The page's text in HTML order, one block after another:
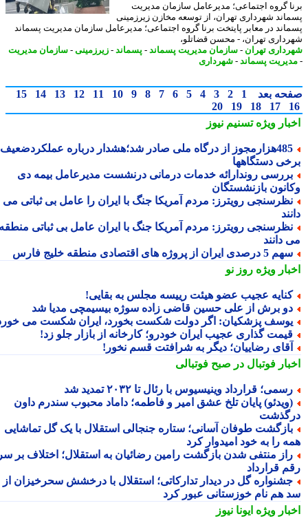
گروه اجتماعی؛ مدیرعامل سازمان مدیریت
شهرداری تهران، از توسعه مخازن زیرزمینی
در معابر پایتخت برنا گروه اجتماعی؛ مدیرعامل سازمان مدیریت پسماند
تهران، - محسن قضاتلو،
تهران- سازمان مدیریت پسماند-پسماند-زیرزمینی-سازمان مدیریت
پسماند-شهرداری
بعد 1
2
3
4
5
6
7
8
9
10
11
12
13
14
15
17
18
19
20
ویژهتسنیم نیوز
485هزارمجوز از درگاه ملی صادر شد؛هشدار درباره عملکردضعیف
دستگاهها
روندارائه خدمات درمانی درنشست مدیرعامل بیمه دی
بازنشستگان
رویترز: مردم آمریکا جنگ با ایران را عامل بی ثباتی می
رویترز: مردم آمریکا جنگ با ایران عامل بی ثباتی منطقه
دانند
ایران از پروژه های اقتصادی منطقه خلیج فارس
ویژهروز نو
عجیب عضو هیئت رییسه مجلس به بقایی!
برش از علی حسین قاضی زاده سوژه بیسیمچی مدیا شد
پزشکیان: اگر دولت شکست بخورد، ایران شکست می خورد
گذاری عجیب ایران خودرو؛ کارخانه از بازار جلو زد!
رضاییان؛ دیگر به شرافتت قسم نخور!
فوتبال در صبح فوتبالی
قرارداد وینیسیوس با رئال تا ۲۰۳۲ تمدید شد
پایان تلخ عشق امیر و فاطمه؛ داماد محبوب سندرم داون
طوفان آسانی؛ ستاره جنجالی استقلال با یک گل تماشایی
را به خود امیدوار کرد
منتفی شدن بازگشت رامین رضائیان به استقلال؛ اختلاف بر سر
قرارداد
گل در دیدار تدارکاتی؛ استقلال با درخشش سحرخیزان از
هم نام خوزستانی عبور کرد
ویژهایونا نیوز